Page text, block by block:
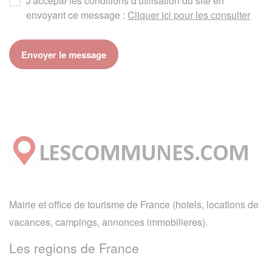
envoyant ce message : Cliquer ici pour les consulter
Mairie et office de tourisme de France (hotels, locations de
vacances, campings, annonces immobilieres).
Les regions de France